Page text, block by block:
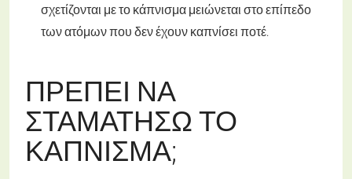
σχετίζονται με το κάπνισμα μειώνεται στο επίπεδο
των ατόμων που δεν έχουν καπνίσει ποτέ.
ΠΡΈΠΕΙ ΝΑ
ΣΤΑΜΑΤΉΣΩ ΤΟ
ΚΆΠΝΙΣΜΑ;